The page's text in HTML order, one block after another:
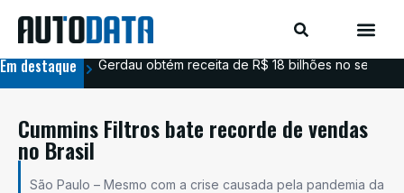
Em destaque Gerdau obtém receita de R$ 18 bilhões no
Cummins Filtros bate recorde de vendas
no Brasil
São Paulo – Mesmo com a crise causada pela pandemia da